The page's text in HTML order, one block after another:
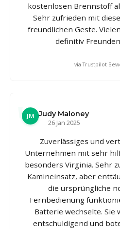
kostenlosen Brennstoff
Sehr zufrieden mit
freundlichen Geste.
definitiv
via Trustpilot
JM Judy Maloney
26 Jan 2025
Zuverlässiges und
Unternehmen mit sehr
besonders Virginia. Sehr
Kamineinsatz, aber
die ursprüngliche
Fernbedienung
Batterie wechselte. Sie
entschuldigend und